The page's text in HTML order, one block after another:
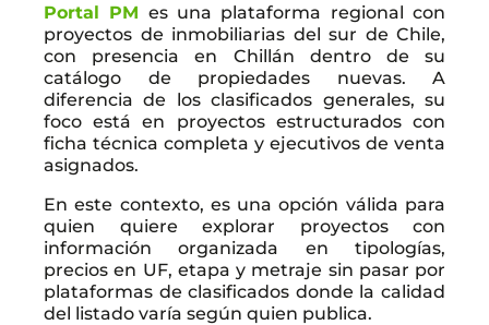
Portal PM es una plataforma regional con
proyectos de inmobiliarias del sur de Chile,
con presencia en Chillán dentro de su
catálogo de propiedades nuevas. A
diferencia de los clasificados generales, su
foco está en proyectos estructurados con
ficha técnica completa y ejecutivos de venta
asignados.
En este contexto, es una opción válida para
quien quiere explorar proyectos con
información organizada en tipologías,
precios en UF, etapa y metraje sin pasar por
plataformas de clasificados donde la calidad
del listado varía según quien publica.